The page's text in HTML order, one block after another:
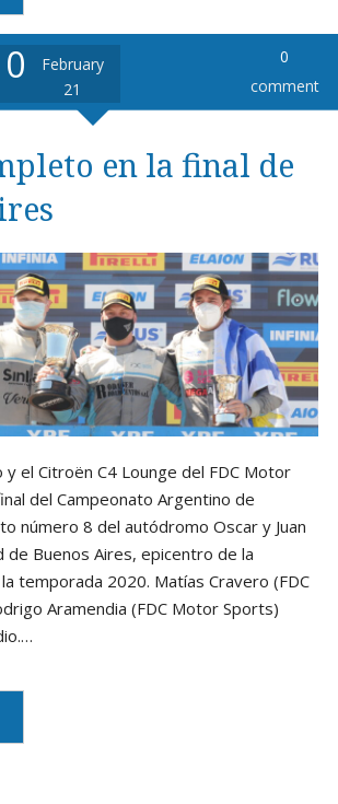
February
21
0
comment
en la final de
y el Citroën C4 Lounge del FDC Motor
del Campeonato Argentino de
número 8 del autódromo Oscar y Juan
de Buenos Aires, epicentro de la
temporada 2020. Matías Cravero (FDC
Aramendia (FDC Motor Sports)